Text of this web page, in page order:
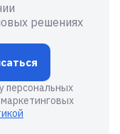
решениях
персональных